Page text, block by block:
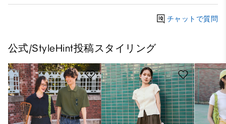
チャットで質問
公式/StyleHint投稿スタイリング